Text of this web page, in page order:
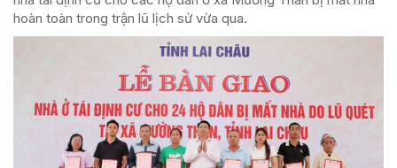
hoàn toàn trong trận lũ lịch sử vừa qua.